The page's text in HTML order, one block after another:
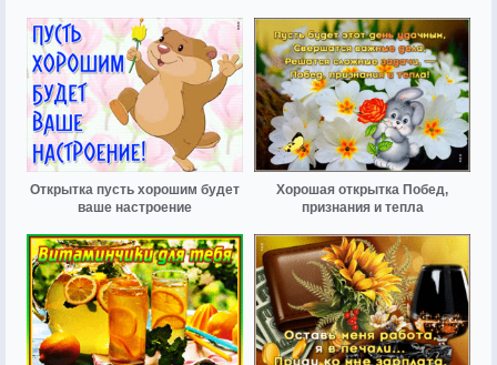
Открытка пусть хорошим будет
ваше настроение
Хорошая открытка Побед,
признания и тепла